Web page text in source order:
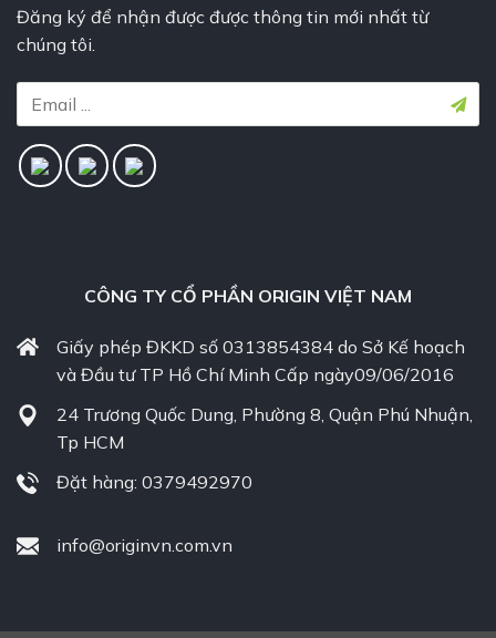
Đăng ký để nhận được được thông tin mới nhất từ
chúng tôi.
CÔNG TY CỔ PHẦN ORIGIN VIỆT NAM
Giấy phép ĐKKD số 0313854384 do Sở Kế hoạch
và Đầu tư TP Hồ Chí Minh Cấp ngày09/06/2016
24 Trương Quốc Dung, Phường 8, Quận Phú Nhuận,
Tp HCM
Đặt hàng: 0379492970
info@originvn.com.vn